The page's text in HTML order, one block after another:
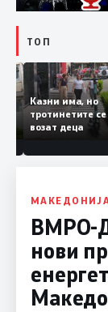
ТОП
12:50
и
Казни има,
возат деца
ВМРО-
нови